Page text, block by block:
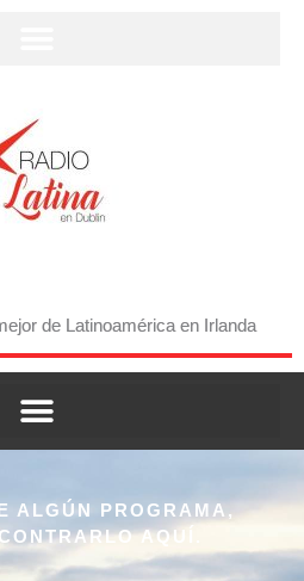
de Latinoamérica en Irlanda
ALGÚN PROGRAMA,
AQUÍ.